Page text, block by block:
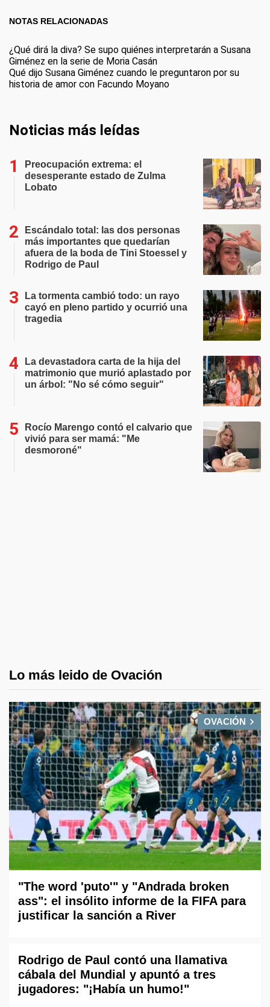
NOTAS RELACIONADAS
¿Qué dirá la diva? Se supo quiénes interpretarán a Susana
Giménez en la serie de Moria Casán
Qué dijo Susana Giménez cuando le preguntaron por su
historia de amor con Facundo Moyano
Noticias más leídas
Preocupación extrema: el
desesperante estado de Zulma
Lobato
Escándalo total: las dos personas
más importantes que quedarían
afuera de la boda de Tini Stoessel y
Rodrigo de Paul
La tormenta cambió todo: un rayo
cayó en pleno partido y ocurrió una
tragedia
La devastadora carta de la hija del
matrimonio que murió aplastado por
un árbol: "No sé cómo seguir"
Rocío Marengo contó el calvario que
vivió para ser mamá: "Me
desmoroné"
Lo más leido de Ovación
OVACIÓN
"The word 'puto'" y "Andrada broken
ass": el insólito informe de la FIFA para
justificar la sanción a River
Rodrigo de Paul contó una llamativa
cábala del Mundial y apuntó a tres
jugadores: "¡Había un humo!"